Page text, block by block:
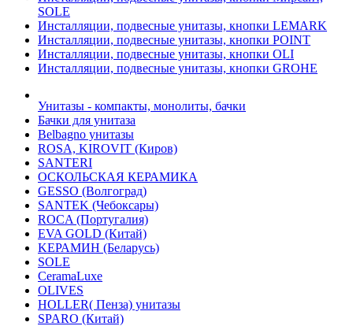
SOLE
Инсталляции, подвесные унитазы, кнопки LEMARK
Инсталляции, подвесные унитазы, кнопки POINT
Инсталляции, подвесные унитазы, кнопки OLI
Инсталляции, подвесные унитазы, кнопки GROHE
Унитазы - компакты, монолиты, бачки
Бачки для унитаза
Belbagno унитазы
ROSA, KIROVIT (Киров)
SANTERI
ОСКОЛЬСКАЯ КЕРАМИКА
GESSO (Волгоград)
SANTEK (Чебоксары)
ROCA (Португалия)
EVA GOLD (Китай)
KЕРАМИН (Беларусь)
SOLE
CeramaLuxe
OLIVES
HOLLER( Пенза) унитазы
SPARO (Китай)